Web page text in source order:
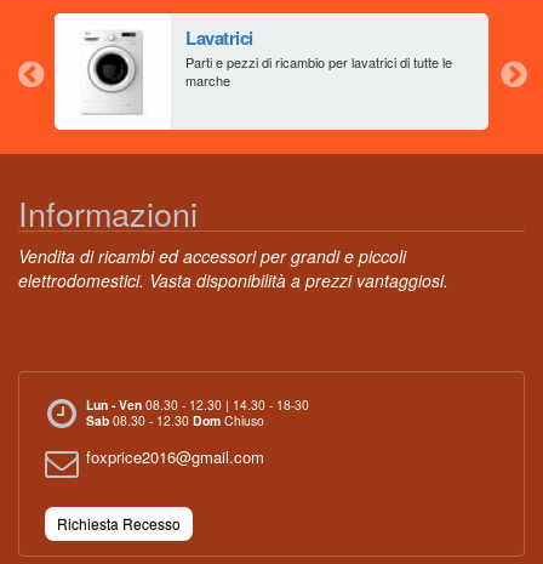
Lavatrici
Parti e pezzi di ricambio per lavatrici di tutte le
marche
Informazioni
Vendita di ricambi ed accessori per grandi e piccoli
elettrodomestici. Vasta disponibilità a prezzi vantaggiosi.
Lun - Ven 08.30 - 12.30 | 14.30 - 18-30
Sab 08.30 - 12.30 Dom Chiuso
foxprice2016@gmail.com
Richiesta Recesso